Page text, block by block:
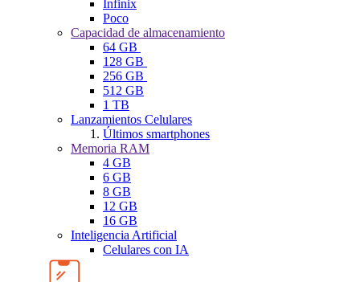
Infinix
Poco
Capacidad de almacenamiento
64 GB
128 GB
256 GB
512 GB
1 TB
Lanzamientos Celulares
Últimos smartphones
Memoria RAM
4 GB
6 GB
8 GB
12 GB
16 GB
Inteligencia Artificial
Celulares con IA